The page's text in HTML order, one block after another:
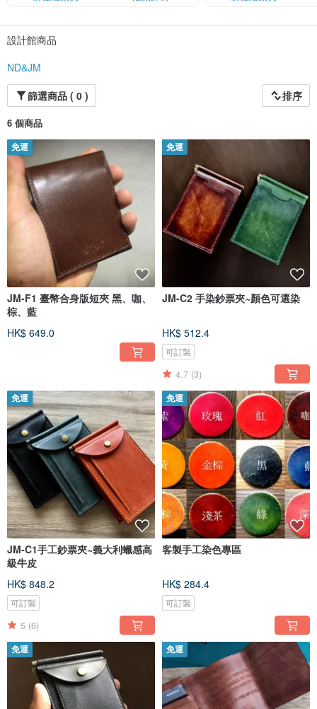
設計館商品
ND&JM
篩選商品 ( 0 )
排序
6 個商品
免運
JM-F1 臺幣合身版短夾 黑、咖、
棕、藍
HK$ 649.0
免運
JM-C2 手染鈔票夾~顏色可選染
HK$ 512.4
可訂製
4.7 (3)
免運
JM-C1手工鈔票夾~義大利蠟感高
級牛皮
HK$ 848.2
可訂製
5 (6)
免運
客製手工染色專區
HK$ 284.4
可訂製
免運 免運